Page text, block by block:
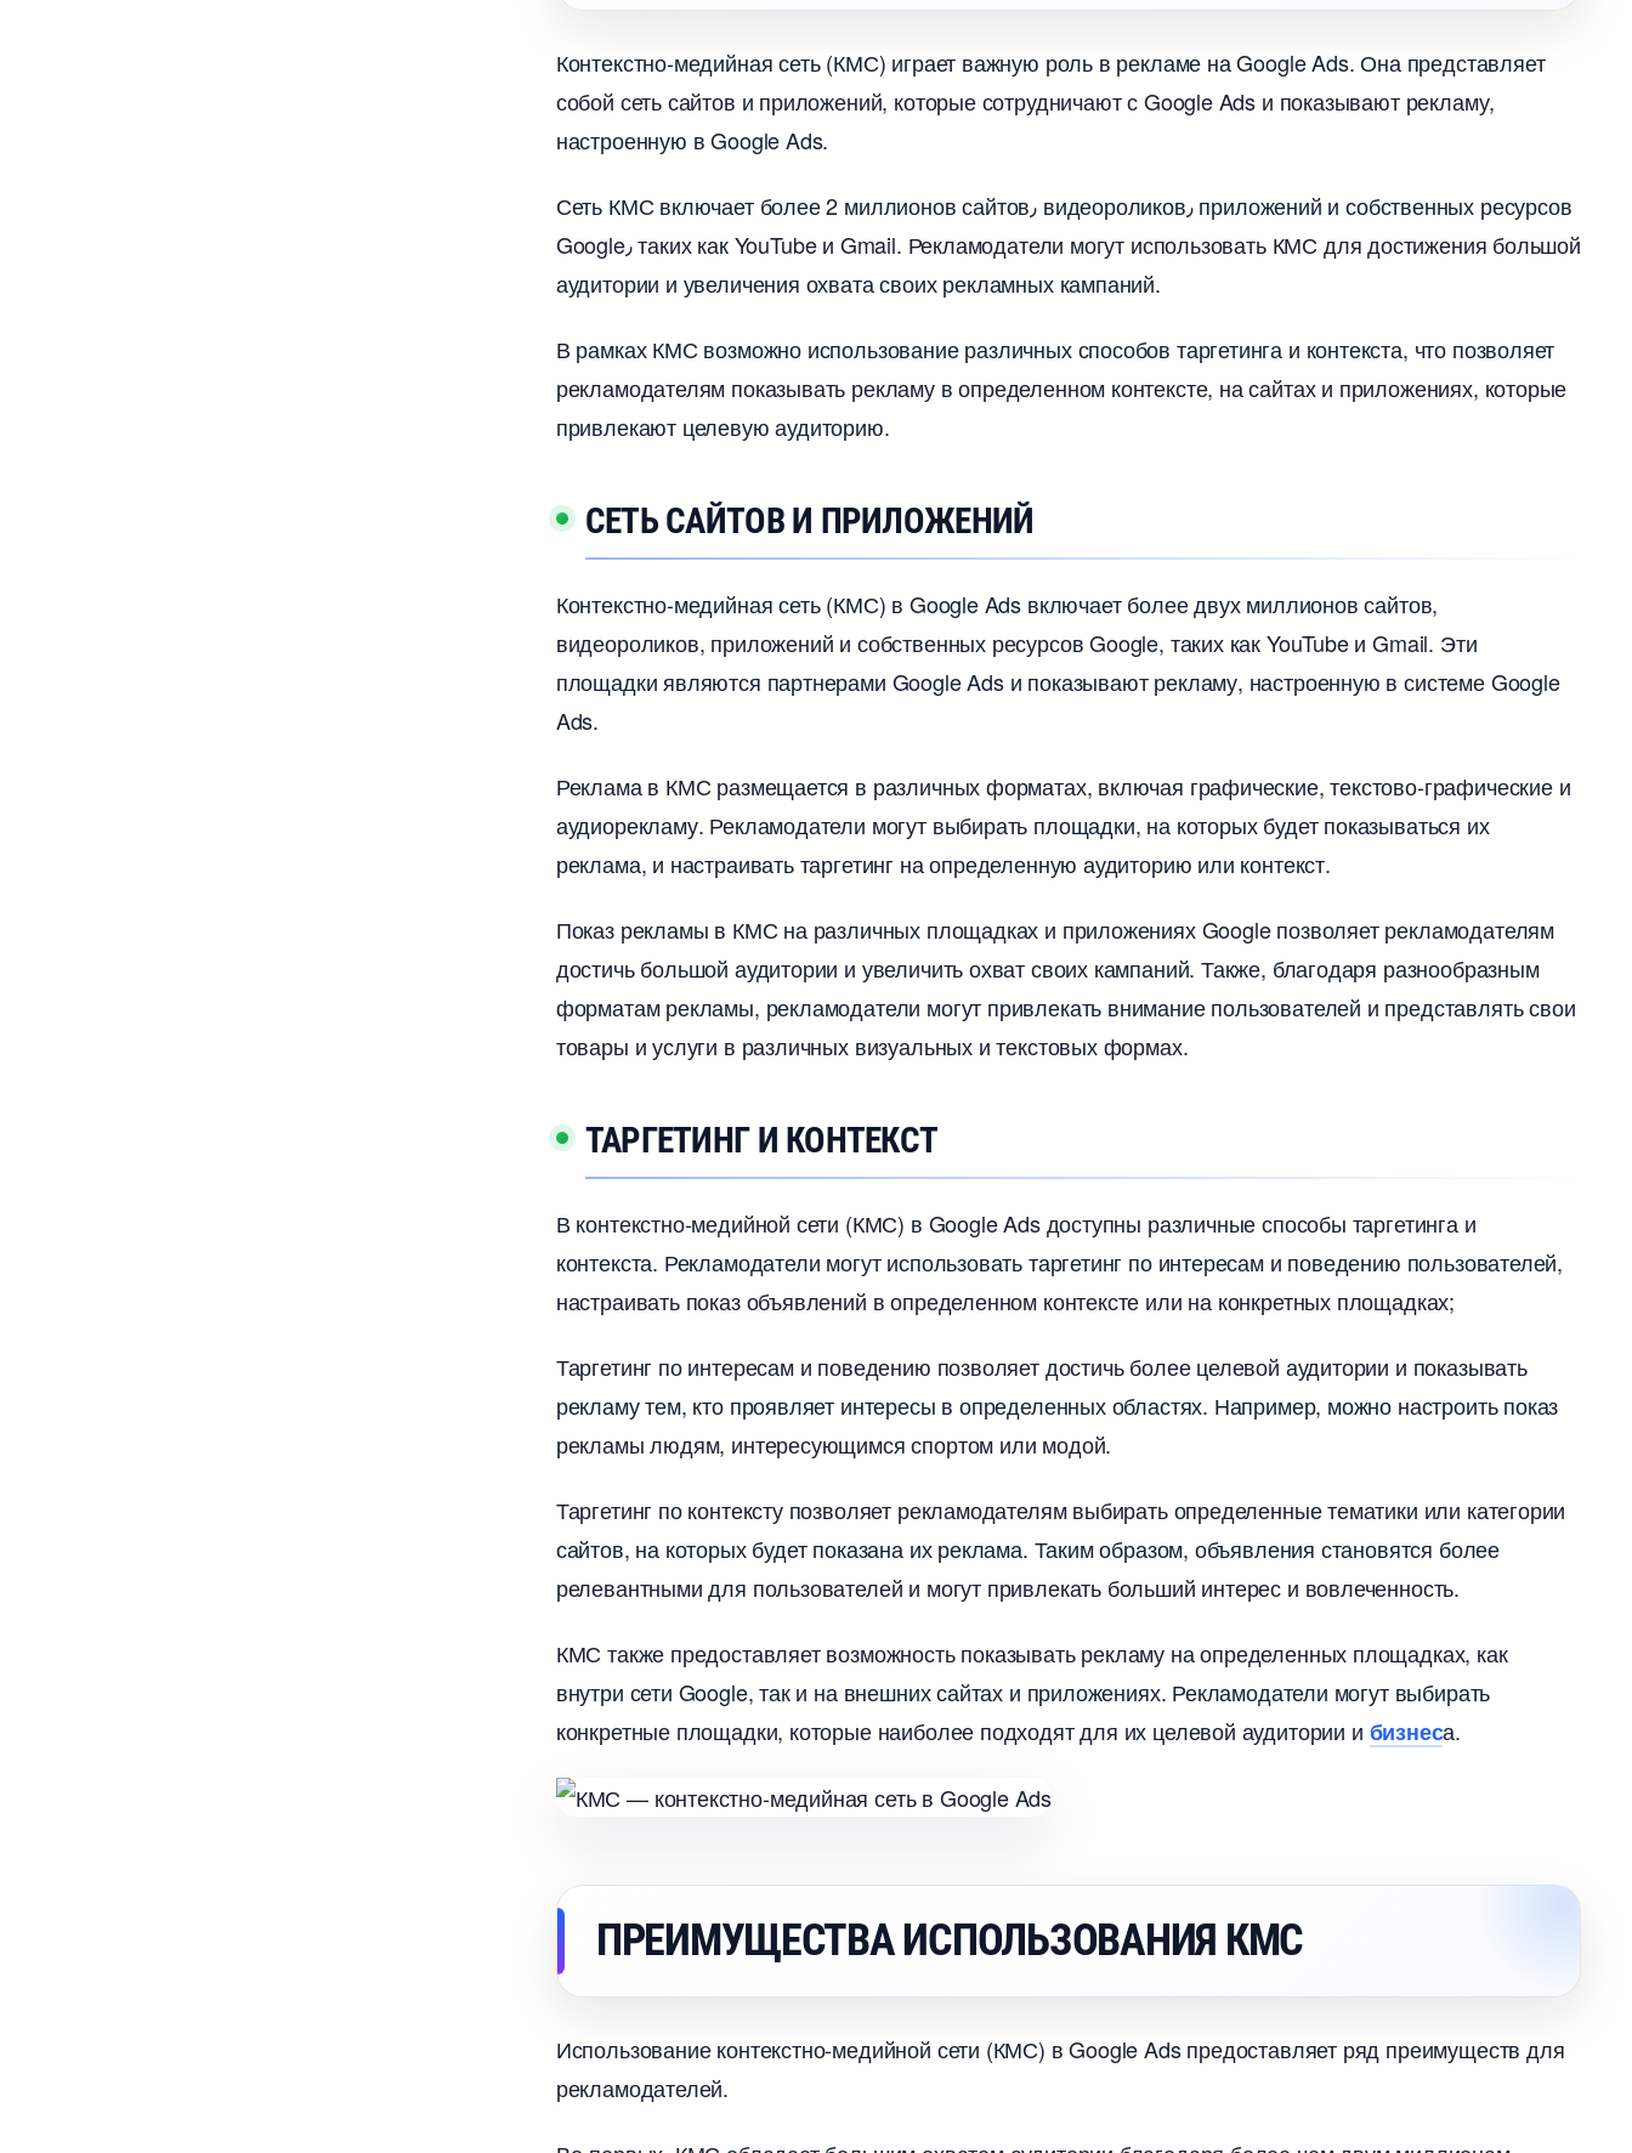
Контекстно-медийная сеть (КМС) играет важную роль в рекламе на Google Ads.​ Она представляет
собой сеть сайтов и приложений, которые сотрудничают с Google Ads и показывают рекламу,
настроенную в Google Ads.​
Сеть КМС включает более 2 миллионов сайтов٫ видеороликов٫ приложений и собственных ресурсо
Google٫ таких как YouTube и Gmail.​ Рекламодатели могут использовать КМС для достижения большой
аудитории и увеличения охвата своих рекламных кампаний.
рамках КМС возможно использование различных способов таргетинга и контекста, что позволяет
рекламодателям показывать рекламу в определенном контексте, на сайтах и приложениях, которые
привлекают целевую аудиторию.​
СЕТЬ САЙТОВ И ПРИЛОЖЕНИЙ
Контекстно-медийная сеть (КМС) в Google Ads включает более двух миллионов сайтов,
идеороликов, приложений и собственных ресурсов Google, таких как YouTube и Gmail. Эти
площадки являются партнерами Google Ads и показывают рекламу, настроенную в системе Google
Ads.​
Реклама в КМС размещается в различных форматах, включая графические, текстово-графические и
аудиорекламу.​ Рекламодатели могут выбирать площадки, на которых будет показываться их
реклама, и настраивать таргетинг на определенную аудиторию или контекст.​
Показ рекламы в КМС на различных площадках и приложениях Google позволяет рекламодателям
достичь большой аудитории и увеличить охват своих кампаний.​ Также, благодаря разнообразным
форматам рекламы, рекламодатели могут привлекать внимание пользователей и представлять свои
товары и услуги в различных визуальных и текстовых формах.​
ТАРГЕТИНГ И КОНТЕКСТ
контекстно-медийной сети (КМС) в Google Ads доступны различные способы таргетинга и
контекста.​ Рекламодатели могут использовать таргетинг по интересам и поведению пользователей,
настраивать показ объявлений в определенном контексте или на конкретных площадках;
Таргетинг по интересам и поведению позволяет достичь более целевой аудитории и показывать
рекламу тем, кто проявляет интересы в определенных областях.​ Например, можно настроить показ
рекламы людям, интересующимся спортом или модой.​
Таргетинг по контексту позволяет рекламодателям выбирать определенные тематики или категории
сайтов, на которых будет показана их реклама.​ Таким образом, объявления становятся более
релевантными для пользователей и могут привлекать больший интерес и вовлеченность.​
КМС также предоставляет возможность показывать рекламу на определенных площадках, как
нутри сети Google, так и на внешних сайтах и приложениях.​ Рекламодатели могут выбирать
конкретные площадки, которые наиболее подходят для их целевой аудитории и изнеса.​
ПРЕИМУЩЕСТВА ИСПОЛЬЗОВАНИЯ КМС
Использование контекстно-медийной сети (КМС) в Google Ads предоставляет ряд преимуществ для
рекламодателей.​